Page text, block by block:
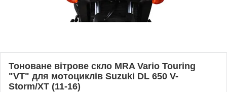
Тоноване вітрове скло MRA Vario Touring
"VT" для мотоциклів Suzuki DL 650 V-
Storm/XT (11-16)